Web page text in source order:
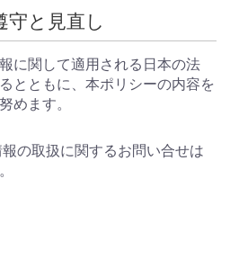
守と見直し
に関して適用される日本の法
とともに、本ポリシーの内容を
めます。
の取扱に関するお問い合せは